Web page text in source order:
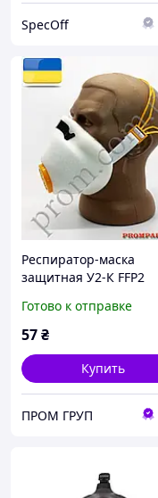
SpecOff
Респиратор-маска
защитная У2-К FFP2
Готово к отправке
57₴
Купить
ПРОМ ГРУП